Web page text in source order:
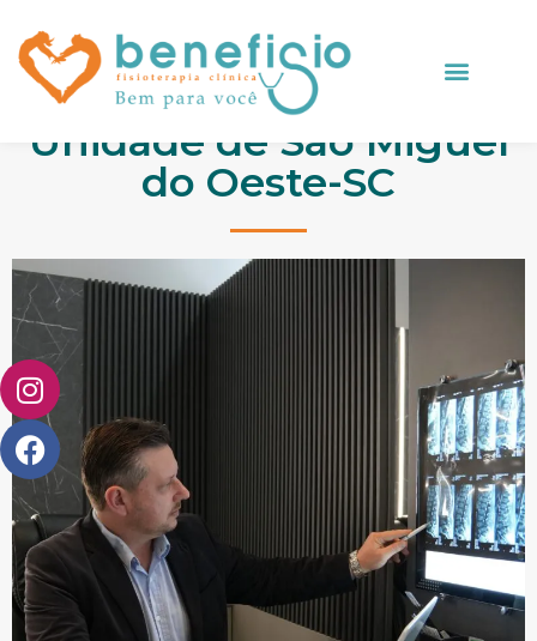
Unidade de São Miguel
do Oeste-SC